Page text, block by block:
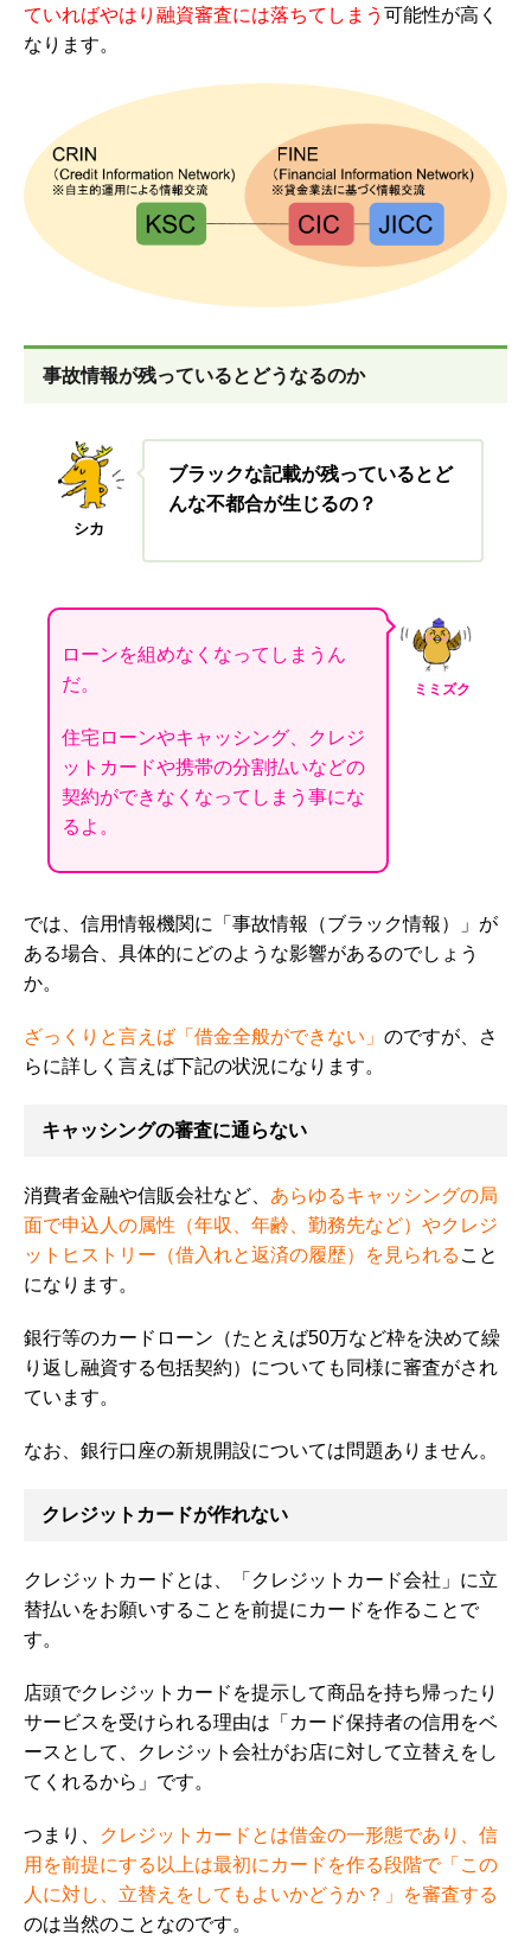
ていればやはり融資審査には落ちてしまう 可能性が高く
なります。
事故情報が残っているとどうなるのか
シカ
ブラックな記載が残っているとど
んな不都合が生じるの？
ミミズク
ローンを組めなくなってしまうん
だ。
住宅ローンやキャッシング、クレジ
ットカードや携帯の分割払いなどの
契約ができなくなってしまう事にな
るよ。
では、信用情報機関に「事故情報（ブラック情報）」が
ある場合、具体的にどのような影響があるのでしょう
か。
ざっくりと言えば「借金全般ができない」 のですが、さ
らに詳しく言えば下記の状況になります。
キャッシングの審査に通らない
消費者金融や信販会社など、 あらゆるキャッシングの局
面で申込人の属性（年収、年齢、勤務先など）やクレジ
ットヒストリー（借入れと返済の履歴）を見られる こと
になります。
銀行等のカードローン（たとえば50万など枠を決めて繰
り返し融資する包括契約）についても同様に審査がされ
ています。
なお、銀行口座の新規開設については問題ありません。
クレジットカードが作れない
クレジットカードとは、「クレジットカード会社」に立
替払いをお願いすることを前提にカードを作ることで
す。
店頭でクレジットカードを提示して商品を持ち帰ったり
サービスを受けられる理由は「カード保持者の信用をベ
ースとして、クレジット会社がお店に対して立替えをし
てくれるから」です。
つまり、
クレジットカードとは借金の一形態であり、信
用を前提にする以上は最初にカードを作る段階で「この
人に対し、立替えをしてもよいかどうか？」を審査する
のは当然のことなのです。